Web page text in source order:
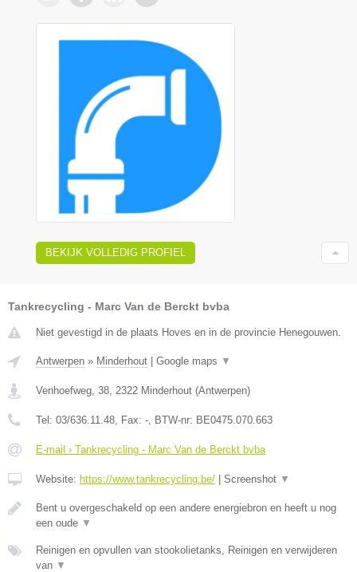
BEKIJK VOLLEDIG PROFIEL
Tankrecycling - Marc Van de Berckt bvba
Niet gevestigd in de plaats Hoves en in de provincie Henegouwen.
Antwerpen » Minderhout | Google maps ▼
Venhoefweg, 38 2322 Minderhout (Antwerpen)
Tel: 03/636.11.48 , Fax: - , BTW-nr: BE0475.070.663
E-mail › Tankrecycling - Marc Van de Berckt bvba
Website: https://www.tankrecycling.be/ | Screenshot ▼
Bent u overgeschakeld op een andere energiebron en heeft u nog
een oude ▼
Reinigen en opvullen van stookolietanks, Reinigen en verwijderen
van ▼